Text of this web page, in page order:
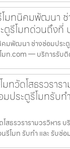
มทนิคมพัฒนา ช่
รีโมทด่วนถึงที่
มพัฒนา ช่างซ่อมประ
มท.com — บริการรับ
มทวัดโสธรวรา
ประตูรีโมทรับ
สธรวรารามวรวิหาร
รีโมท รับทำ และ รับซ่อ